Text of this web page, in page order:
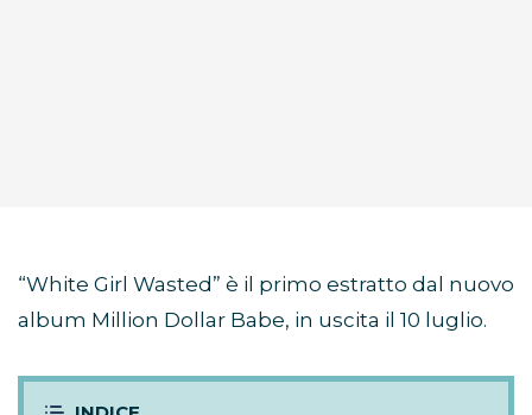
“White Girl Wasted” è il primo estratto dal nuovo
album Million Dollar Babe, in uscita il 10 luglio.